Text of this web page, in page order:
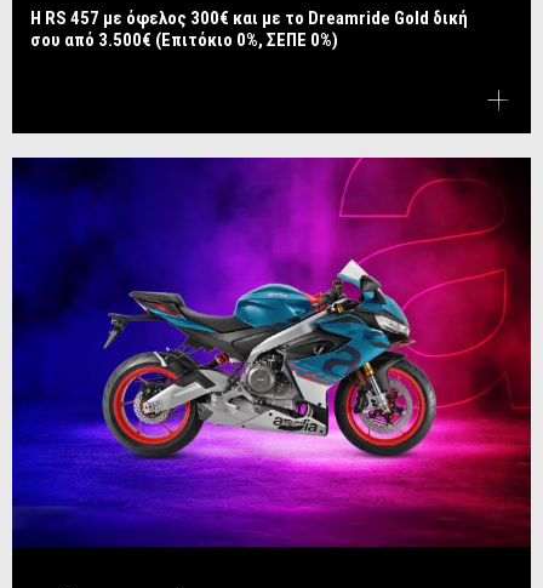
Η RS 457 με όφελος 300€ και με το Dreamride Gold δική
σου από 3.500€ (Επιτόκιο 0%, ΣΕΠΕ 0%)